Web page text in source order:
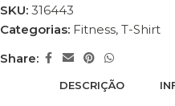
SKU: 316443
Categorias: Fitness, T-Shirt
Share:
DESCRIÇÃO